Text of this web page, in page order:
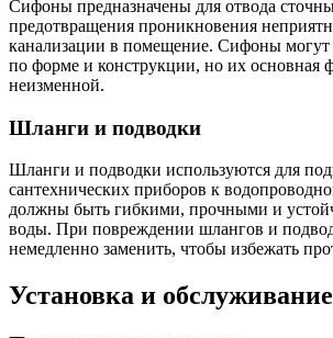
Сифоны предназначены для отвода
предотвращения проникновения
канализации в помещение. Сифоны
по форме и конструкции, но их основная
неизменной.
Шланги и подводки
Шланги и подводки используются для
сантехнических приборов к
должны быть гибкими, прочными и
воды. При повреждении шлангов и
немедленно заменить, чтобы избежать
Установка и